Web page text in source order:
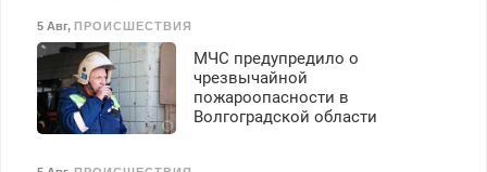
5 Авг, ПРОИСШЕСТВИЯ
МЧС предупредило о
чрезвычайной
пожароопасности в
Волгоградской области